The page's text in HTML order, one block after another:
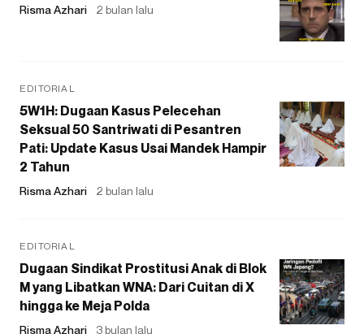
Risma Azhari 2 bulan lalu
EDITORIAL
5W1H: Dugaan Kasus Pelecehan
Seksual 50 Santriwati di Pesantren
Pati: Update Kasus Usai Mandek Hampir
2 Tahun
Risma Azhari 2 bulan lalu
EDITORIAL
Dugaan Sindikat Prostitusi Anak di Blok
M yang Libatkan WNA: Dari Cuitan di X
hingga ke Meja Polda
Risma Azhari 3 bulan lalu